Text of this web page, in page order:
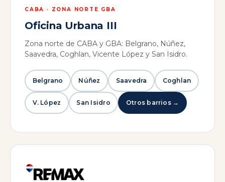
CABA · ZONA NORTE GBA
Oficina Urbana III
Zona norte de CABA y GBA: Belgrano, Núñez,
Saavedra, Coghlan, Vicente López y San Isidro.
Belgrano Núñez Saavedra Coghlan
V. López San Isidro Otros barrios →